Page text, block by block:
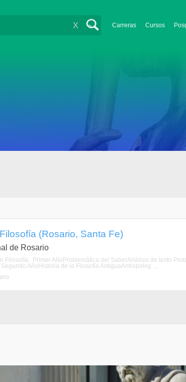
Carreras Cursos
X
(Rosario, Santa Fe)
de Rosario
Filosofía. Primer AñoProblemática del SaberAnálisis de texto
AñoHistoria de la Filosofía AntiguaAntropolog ...